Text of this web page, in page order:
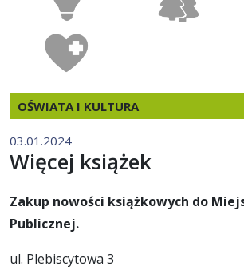
OŚWIATA I KULTURA
03.01.2024
Więcej książek
Zakup nowości książkowych do
Publicznej.
ul. Plebiscytowa 3